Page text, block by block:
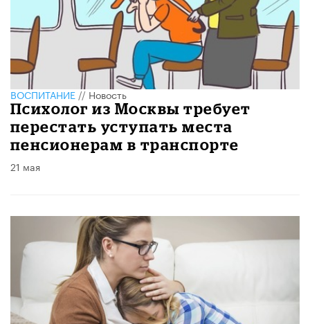
ВОСПИТАНИЕ//Новость
Психолог из Москвы требует
перестать уступать места
пенсионерам в транспорте
21 мая